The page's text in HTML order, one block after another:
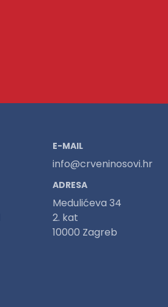
E-MAIL
info@crveninosovi.hr
ADRESA
Medulićeva 34
2. kat
10000 Zagreb